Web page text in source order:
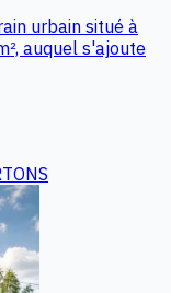
urbain situé à
auquel s'ajoute